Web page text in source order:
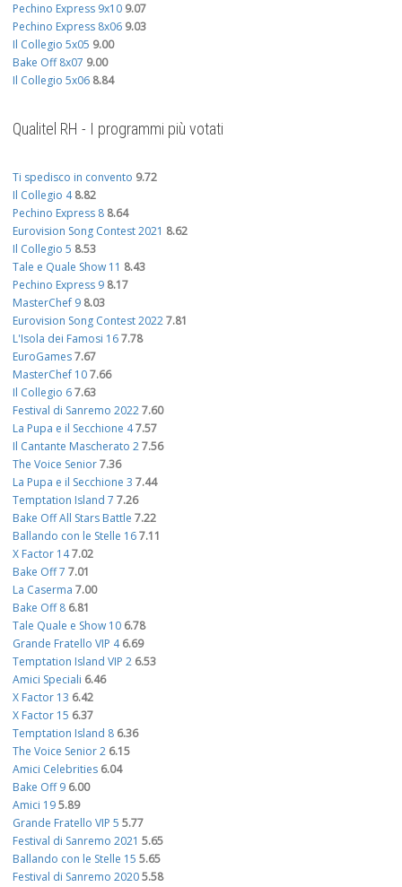
Pechino Express 9x10 9.07
Pechino Express 8x06 9.03
Il Collegio 5x05 9.00
Bake Off 8x07 9.00
Il Collegio 5x06 8.84
Qualitel RH - I programmi più votati
Ti spedisco in convento 9.72
Il Collegio 4 8.82
Pechino Express 8 8.64
Eurovision Song Contest 2021 8.62
Il Collegio 5 8.53
Tale e Quale Show 11 8.43
Pechino Express 9 8.17
MasterChef 9 8.03
Eurovision Song Contest 20227.81
L'Isola dei Famosi 167.78
EuroGames7.67
MasterChef 107.66
Il Collegio 67.63
Festival di Sanremo 20227.60
La Pupa e il Secchione 47.57
Il Cantante Mascherato 27.56
The Voice Senior7.36
La Pupa e il Secchione 3 7.44
Temptation Island 7 7.26
Bake Off All Stars Battle 7.22
Ballando con le Stelle 167.11
X Factor 147.02
Bake Off 7 7.01
La Caserma 7.00
Bake Off 8 6.81
Tale Quale e Show 10 6.78
Grande Fratello VIP 4 6.69
Temptation Island VIP 2 6.53
Amici Speciali 6.46
X Factor 13 6.42
X Factor 15 6.37
Temptation Island 8 6.36
The Voice Senior 2 6.15
Amici Celebrities 6.04
Bake Off 9 6.00
Amici 195.89
Grande Fratello VIP 5 5.77
Festival di Sanremo 2021 5.65
Ballando con le Stelle 15 5.65
Festival di Sanremo 20205.58